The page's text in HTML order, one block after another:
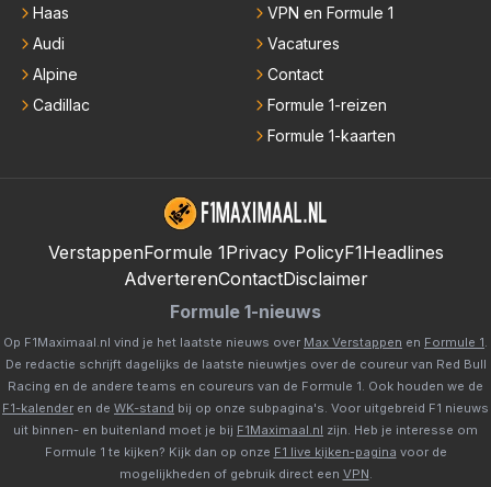
Haas
Audi
Alpine
Cadillac
VPN en Formule 1
Vacatures
Contact
Formule 1-reizen
Formule 1-kaarten
VerstappenFormule 1Privacy PolicyF1Headlines
AdverterenContactDisclaimer
Formule 1-nieuws
Op F1Maximaal.nl vind je het laatste nieuws over Max Verstappen en Formule 1
De redactie schrijft dagelijks de laatste nieuwtjes over de coureur van Red Bull
Racing en de andere teams en coureurs van de Formule 1. Ook houden we de
F1-kalender en de WK-stand bij op onze subpagina's. Voor uitgebreid F1 nieuws
uit binnen- en buitenland moet je bij F1Maximaal.nl zijn. Heb je interesse om
Formule 1 te kijken? Kijk dan op onze F1 live kijken-pagina voor de
mogelijkheden of gebruik direct een VPN